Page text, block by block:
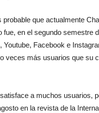
que actualmente
en el segundo semestre
Facebook e
veces más usuarios que su
a muchos usuarios,
en la revista de la